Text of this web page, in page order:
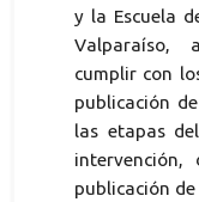
y la Escuela
Valparaíso,
cumplir con
publicación
las etapas
intervención,
publicación